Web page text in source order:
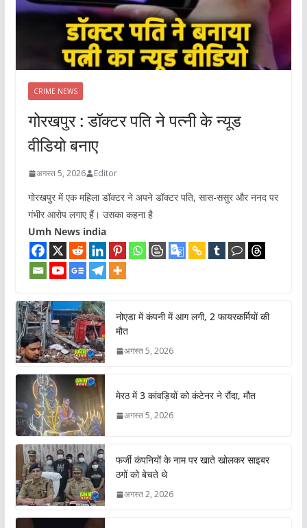
CRIME NEWS
गोरखपुर : डॉक्टर पति ने पत्नी के न्यूड
वीडियो बनाए
अगस्त 5, 2026 Editor
गोरखपुर में एक महिला डॉक्टर ने अपने डॉक्टर पति, सास-ससुर और ननद पर
गंभीर आरोप लगाए हैं। उसका कहना है
Umh News india
नोएडा में कंपनी में आग लगी, 2 फायरकर्मियों की
मौत
अगस्त 5, 2026
मेरठ में 3 कांवड़ियों को कंटेनर ने रौंदा, मौत
अगस्त 5, 2026
फर्जी कंपनियों के नाम पर खाते खोलकर साइबर
ठगों को बेचते थे
अगस्त 2, 2026